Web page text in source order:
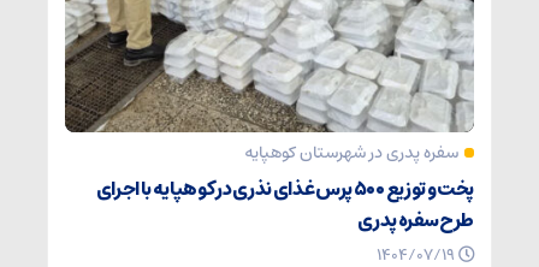
سفره پدری در شهرستان کوهپایه
پخت و توزیع ۵۰۰ پرس غذای نذری در کوهپایه با اجرای
طرح سفره پدری